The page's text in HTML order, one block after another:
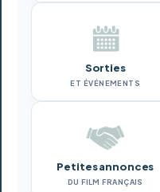
Sorties
ET ÉVÉNEMENTS
Petites annonces
DU FILM FRANÇAIS